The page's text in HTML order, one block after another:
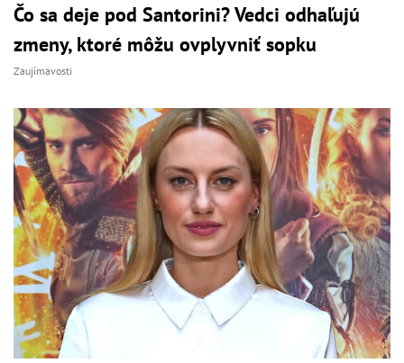
Čo sa deje pod Santorini? Vedci odhaľujú
zmeny, ktoré môžu ovplyvniť sopku
Zaujímavosti